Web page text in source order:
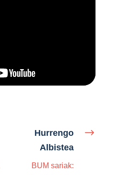
Hurrengo
Albistea
BUM sariak: